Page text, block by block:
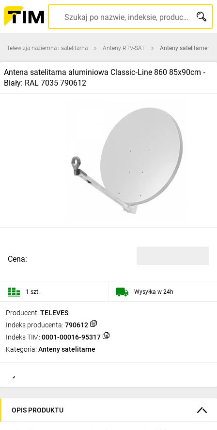
Szukaj po nazwie, indeksie, producencie, kodzie kreskowym...
Telewizja naziemna i satelitarna Anteny RTV-SAT Anteny satelitarne
Antena satelitarna aluminiowa Classic‑Line 860 85x90cm ‑
Biały: RAL 7035 790612
Producent: TELEVES
Indeks producenta: 790612
Indeks TIM: 0001-00016-95317
Kategoria: Anteny satelitarne
Cena:
1 szt. Wysyłka w 24h
OPIS PRODUKTU